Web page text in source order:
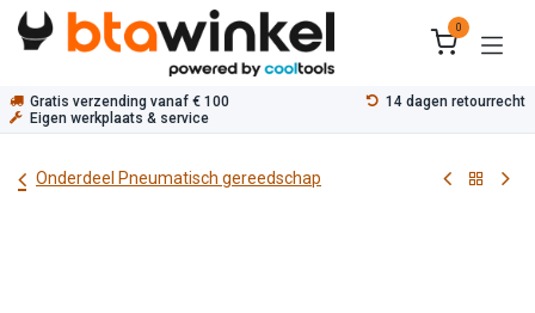
Overslaan naar inhoud
0
Gratis verzending vanaf € 100
14 dagen retourrecht
Eigen werkplaats & service
Onderdeel Pneumatisch gereedschap